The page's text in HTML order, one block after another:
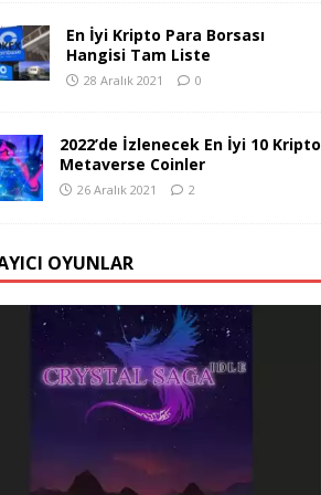
En İyi Kripto Para Borsası
Hangisi Tam Liste
28 Aralık 2021 0
2022’de İzlenecek En İyi 10 Kripto
Metaverse Coinler
26 Aralık 2021 2
OYUNLAR